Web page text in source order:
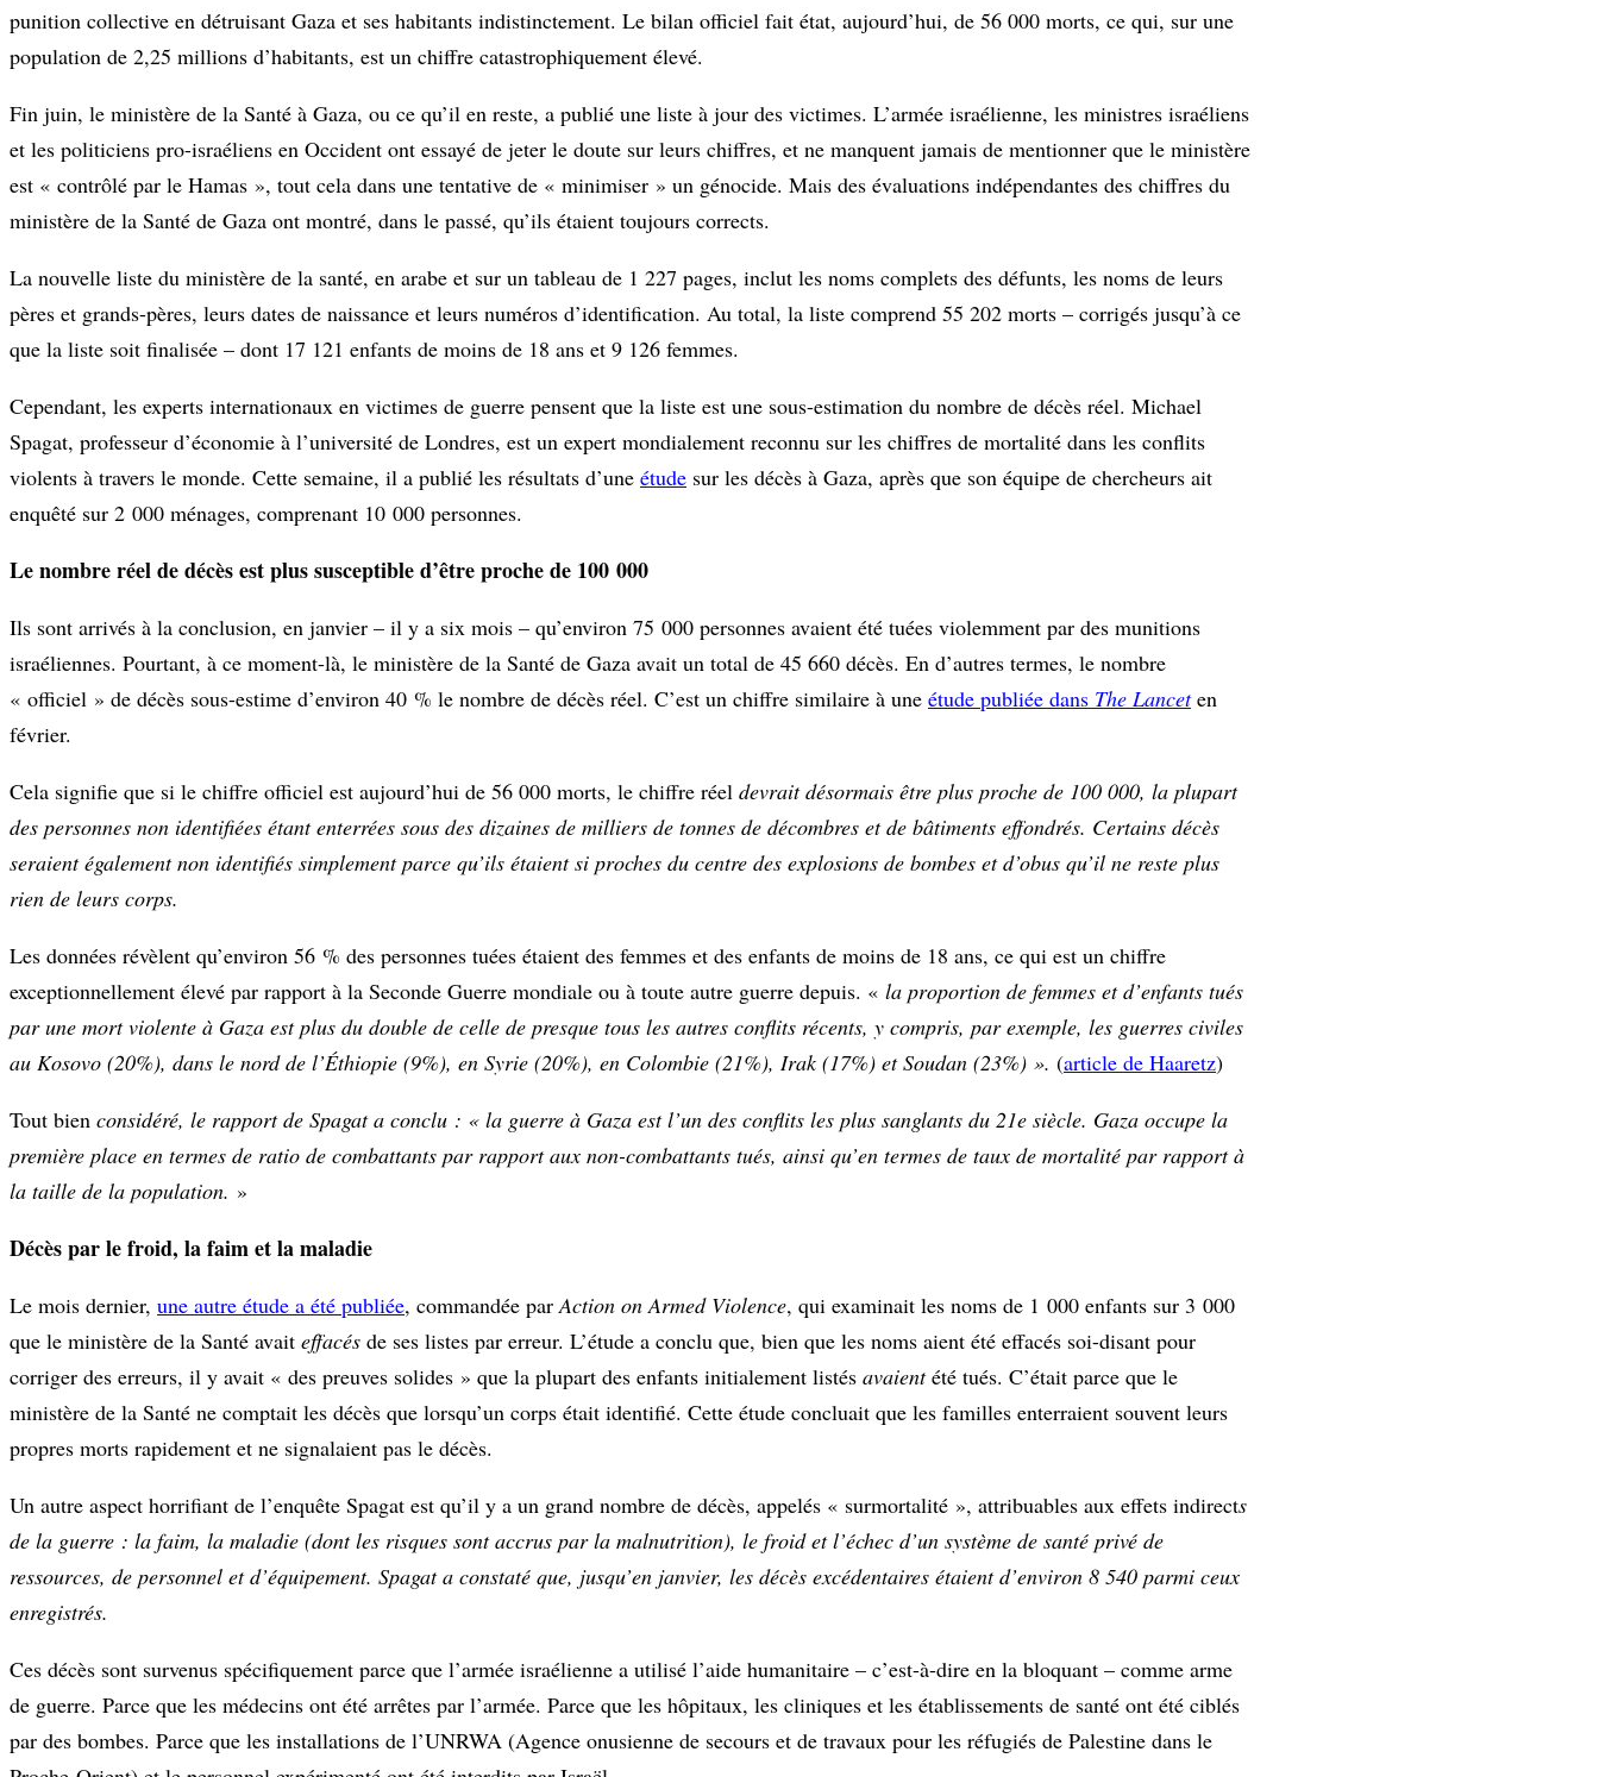
punition collective en détruisant Gaza et ses habitants indistinctement. Le bilan officiel fait état, aujourd’hui, de 56 000 morts, ce qui, sur une
population de 2,25 millions d’habitants, est un chiffre catastrophiquement élevé.
Fin juin, le ministère de la Santé à Gaza, ou ce qu’il en reste, a publié une liste à jour des victimes. L’armée israélienne, les ministres israéliens
et les politiciens pro-israéliens en Occident ont essayé de jeter le doute sur leurs chiffres, et ne manquent jamais de mentionner que le ministère
est « contrôlé par le Hamas », tout cela dans une tentative de « minimiser » un génocide. Mais des évaluations indépendantes des chiffres du
ministère de la Santé de Gaza ont montré, dans le passé, qu’ils étaient toujours corrects.
La nouvelle liste du ministère de la santé, en arabe et sur un tableau de 1 227 pages, inclut les noms complets des défunts, les noms de leurs
pères et grands-pères, leurs dates de naissance et leurs numéros d’identification. Au total, la liste comprend 55 202 morts – corrigés jusqu’à ce
que la liste soit finalisée – dont 17 121 enfants de moins de 18 ans et 9 126 femmes.
Cependant, les experts internationaux en victimes de guerre pensent que la liste est une sous-estimation du nombre de décès réel. Michael
Spagat, professeur d’économie à l’université de Londres, est un expert mondialement reconnu sur les chiffres de mortalité dans les conflits
violents à travers le monde. Cette semaine, il a publié les résultats d’une étude sur les décès à Gaza, après que son équipe de chercheurs ait
enquêté sur 2 000 ménages, comprenant 10 000 personnes.
Le nombre réel de décès est plus susceptible d’être proche de 100 000
Ils sont arrivés à la conclusion, en janvier – il y a six mois – qu’environ 75 000 personnes avaient été tuées violemment par des munitions
israéliennes. Pourtant, à ce moment-là, le ministère de la Santé de Gaza avait un total de 45 660 décès. En d’autres termes, le nombre
« officiel » de décès sous-estime d’environ 40 % le nombre de décès réel. C’est un chiffre similaire à une étude publiée dans The Lanceten
février.
Cela signifie que si le chiffre officiel est aujourd’hui de 56 000 morts, le chiffre réel devrait désormais être plus proche de 100 000, la plupart
des personnes non identifiées étant enterrées sous des dizaines de milliers de tonnes de décombres et de bâtiments effondrés. Certains décès
seraient également non identifiés simplement parce qu’ils étaient si proches du centre des explosions de bombes et d’obus qu’il ne reste plus
rien de leurs corps.
Les données révèlent qu’environ 56 % des personnes tuées étaient des femmes et des enfants de moins de 18 ans, ce qui est un chiffre
exceptionnellement élevé par rapport à la Seconde Guerre mondiale ou à toute autre guerre depuis. « la proportion de femmes et d’enfants tués
par une mort violente à Gaza est plus du double de celle de presque tous les autres conflits récents, y compris, par exemple, les guerres civiles
au Kosovo (20%), dans le nord de l’Éthiopie (9%), en Syrie (20%), en Colombie (21%), Irak (17%) et Soudan (23%) ». (article de Haaretz)
Tout bien considéré, le rapport de Spagat a conclu : « la guerre à Gaza est l’un des conflits les plus sanglants du 21e siècle. Gaza occupe la
première place en termes de ratio de combattants par rapport aux non-combattants tués, ainsi qu’en termes de taux de mortalité par rapport à
la taille de la population. »
Décès par le froid, la faim et la maladie
Le mois dernier, une autre étude a été publiée, commandée par Action on Armed Violence, qui examinait les noms de 1 000 enfants sur 3 000
que le ministère de la Santé avait effacés de ses listes par erreur. L’étude a conclu que, bien que les noms aient été effacés soi-disant pour
corriger des erreurs, il y avait « des preuves solides » que la plupart des enfants initialement listés avaientété tués. C’était parce que le
ministère de la Santé ne comptait les décès que lorsqu’un corps était identifié. Cette étude concluait que les familles enterraient souvent leurs
propres morts rapidement et ne signalaient pas le décès.
Un autre aspect horrifiant de l’enquête Spagat est qu’il y a un grand nombre de décès, appelés « surmortalité », attribuables aux effets indirects
de la guerre : la faim, la maladie (dont les risques sont accrus par la malnutrition), le froid et l’échec d’un système de santé privé de
ressources, de personnel et d’équipement. Spagat a constaté que, jusqu’en janvier, les décès excédentaires étaient d’environ 8 540 parmi ceux
enregistrés.
Ces décès sont survenus spécifiquement parce que l’armée israélienne a utilisé l’aide humanitaire – c’est-à-dire en la bloquant – comme arme
de guerre. Parce que les médecins ont été arrêtes par l’armée. Parce que les hôpitaux, les cliniques et les établissements de santé ont été ciblés
par des bombes. Parce que les installations de l’UNRWA (Agence onusienne de secours et de travaux pour les réfugiés de Palestine dans le